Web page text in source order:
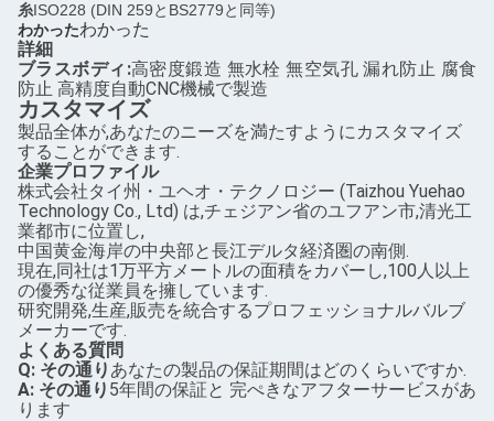
糸ISO228 (DIN 259とBS2779と同等)
わかったわかった
詳細
ブラスボディ:高密度鍛造 無水栓 無空気孔 漏れ防止 腐食
防止 高精度自動CNC機械で製造
カスタマイズ
製品全体が,あなたのニーズを満たすようにカスタマイズ
することができます.
企業プロファイル
株式会社タイ州・ユヘオ・テクノロジー (Taizhou Yuehao
Technology Co., Ltd) は,チェジアン省のユフアン市,清光工
業都市に位置し,
中国黄金海岸の中央部と長江デルタ経済圏の南側.
現在,同社は1万平方メートルの面積をカバーし,100人以上
の優秀な従業員を擁しています.
研究開発,生産,販売を統合するプロフェッショナルバルブ
メーカーです.
よくある質問
Q: その通り あなたの製品の保証期間はどのくらいですか.
A: その通り 5年間の保証と 完ぺきなアフターサービスがあ
ります